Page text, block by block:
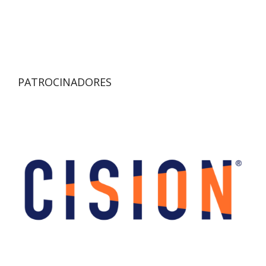
PATROCINADORES